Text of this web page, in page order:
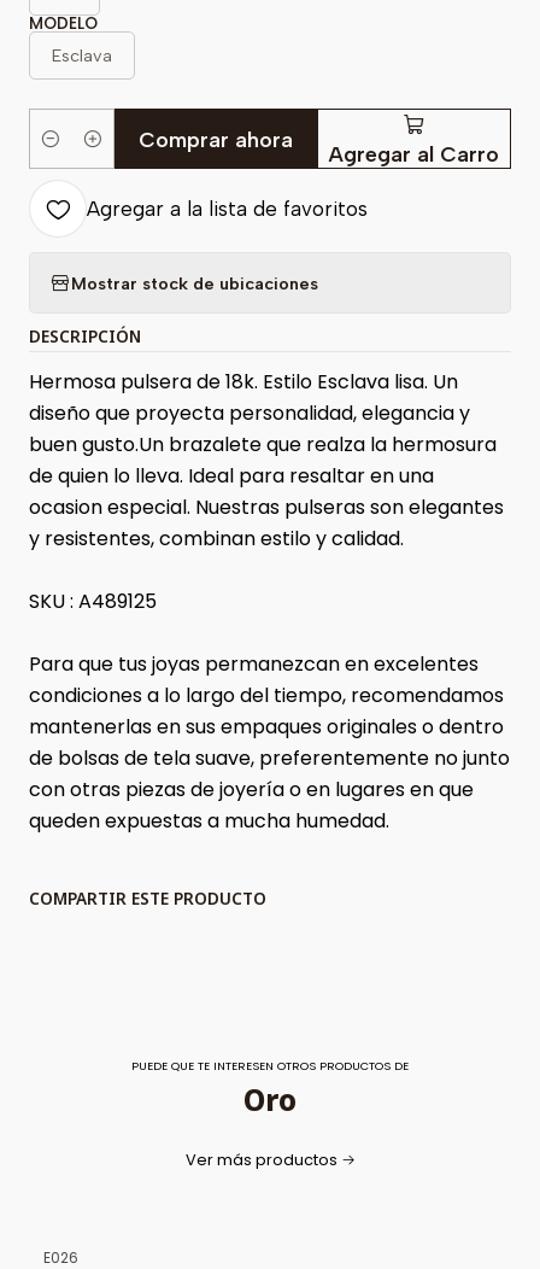
MODELO
Esclava
Cantidad Agregar al Carro
Comprar ahora
Agregar a la lista de favoritos
Mostrar stock de ubicaciones
DESCRIPCIÓN
Hermosa pulsera de 18k. Estilo Esclava lisa. Un
diseño que proyecta personalidad, elegancia y
buen gusto.Un brazalete que realza la hermosura
de quien lo lleva. Ideal para resaltar en una
ocasion especial. Nuestras pulseras son elegantes
y resistentes, combinan estilo y calidad.
SKU : A489125
Para que tus joyas permanezcan en excelentes
condiciones a lo largo del tiempo, recomendamos
mantenerlas en sus empaques originales o dentro
de bolsas de tela suave, preferentemente no junto
con otras piezas de joyería o en lugares en que
queden expuestas a mucha humedad.
COMPARTIR ESTE PRODUCTO
PUEDE QUE TE INTERESEN OTROS PRODUCTOS DE
Oro
Ver más productos
E026